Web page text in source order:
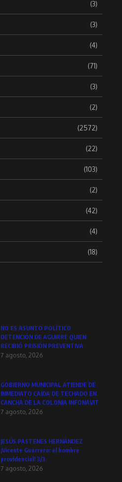
(3)
(3)
(4)
(71)
(3)
(2)
(2572)
(22)
(103)
(2)
(42)
(4)
(18)
NO ES ASUNTO POLÍTICO
DETENCIÓN DE AGUIRRE QUIEN
RECIBIÓ PRISIÓN PREVENTIVA
7 agosto, 2026
GOBIERNO MUNICIPAL ATIENDE DE
INMEDIATO CAÍDA DE TECHADO EN
CANCHA DE LA COLONIA INFONAVIT
7 agosto, 2026
JESÚS PASTENES HERNÁNDEZ
¡Vicente Guerrero: el hombre
providencial! 3/3
7 agosto, 2026